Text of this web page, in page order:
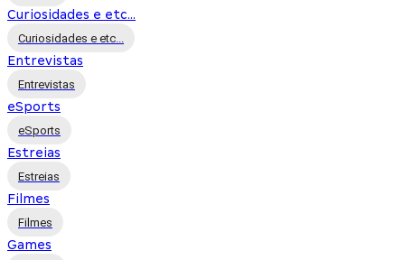
Curiosidades e etc...
Curiosidades e etc...
Entrevistas
Entrevistas
eSports
eSports
Estreias
Estreias
Filmes
Filmes
Games